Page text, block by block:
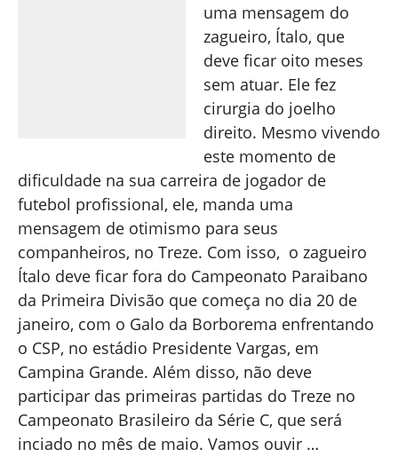
uma mensagem do
zagueiro, Ítalo, que
deve ficar oito meses
sem atuar. Ele fez
cirurgia do joelho
direito. Mesmo vivendo
este momento de
dificuldade na sua carreira de jogador de
futebol profissional, ele, manda uma
mensagem de otimismo para seus
companheiros, no Treze. Com isso, o zagueiro
Ítalo deve ficar fora do Campeonato Paraibano
da Primeira Divisão que começa no dia 20 de
janeiro, com o Galo da Borborema enfrentando
o CSP, no estádio Presidente Vargas, em
Campina Grande. Além disso, não deve
participar das primeiras partidas do Treze no
Campeonato Brasileiro da Série C, que será
inciado no mês de maio. Vamos ouvir …